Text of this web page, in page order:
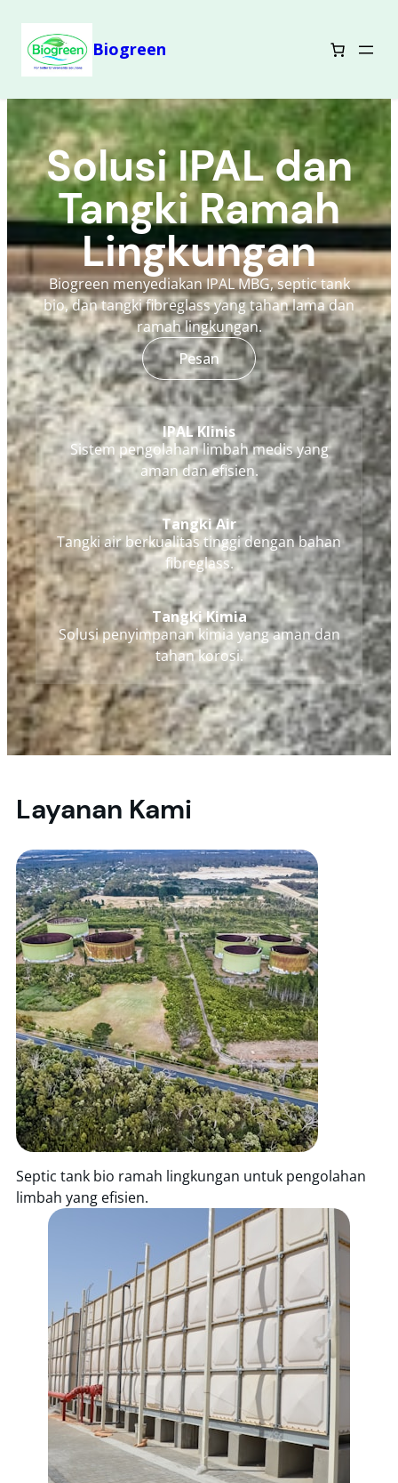
Biogreen
Solusi IPAL dan
Tangki Ramah
Lingkungan
Biogreen menyediakan IPAL MBG, septic tank
bio, dan tangki fibreglass yang tahan lama dan
ramah lingkungan.
Pesan
IPAL Klinis
Sistem pengolahan limbah medis yang
aman dan efisien.
Tangki Air
Tangki air berkualitas tinggi dengan bahan
fibreglass.
Tangki Kimia
Solusi penyimpanan kimia yang aman dan
tahan korosi.
Layanan Kami
Septic tank bio ramah lingkungan untuk pengolahan
limbah yang efisien.